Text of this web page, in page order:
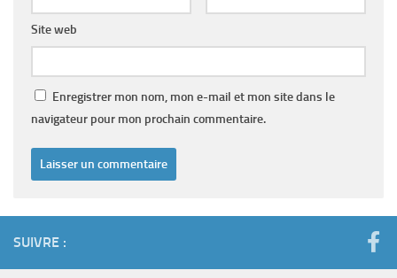
Site web
Enregistrer mon nom, mon e-mail et mon site dans le
navigateur pour mon prochain commentaire.
SUIVRE :